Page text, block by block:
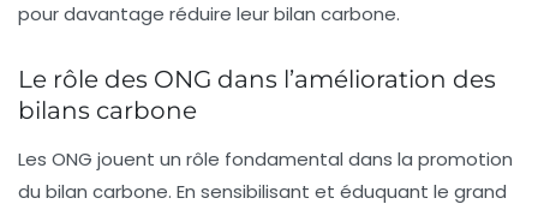
pour davantage réduire leurbilan carbone.
Le rôle des ONG dans l’amélioration des
bilans carbone
Les ONG jouent un rôle fondamental dans la promotion
du bilan carbone. En sensibilisant et éduquant le grand